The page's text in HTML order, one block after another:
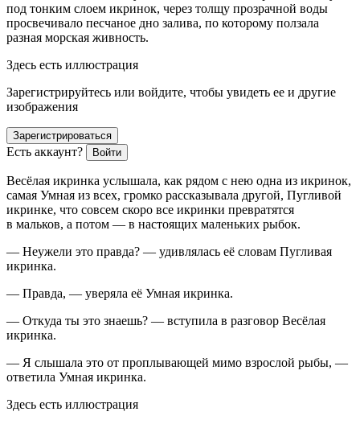
под тонким слоем икринок, через толщу прозрачной воды
просвечивало песчаное дно залива, по которому ползала
разная морская живность.
Здесь есть иллюстрация
Зарегистрируйтесь или войдите, чтобы увидеть ее и другие
изображения
Зарегистрироваться
Есть аккаунт? Войти
Весёлая икринка услышала, как рядом с нею одна из икринок,
самая Умная из всех, громко рассказывала другой, Пугливой
икринке, что совсем скоро все икринки превратятся
в мальков, а потом — в настоящих маленьких рыбок.
— Неужели это правда? — удивлялась её словам Пугливая
икринка.
— Правда, — уверяла её Умная икринка.
— Откуда ты это знаешь? — вступила в разговор Весёлая
икринка.
— Я слышала это от проплывающей мимо взрослой рыбы, —
ответила Умная икринка.
Здесь есть иллюстрация